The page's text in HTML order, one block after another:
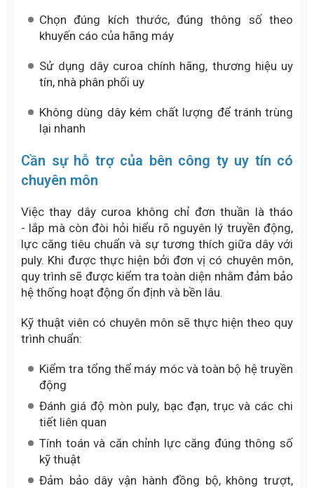
Chọn đúng kích thước, đúng thông số theo
khuyến cáo của hãng máy
Sử dụng dây curoa chính hãng, thương hiệu uy
tín, nhà phân phối uy
Không dùng dây kém chất lượng để tránh trùng
lại nhanh
Cần sự hỗ trợ của bên công ty uy tín có
chuyên môn
Việc thay dây curoa không chỉ đơn thuần là tháo
- lắp mà còn đòi hỏi hiểu rõ nguyên lý truyền động,
lực căng tiêu chuẩn và sự tương thích giữa dây với
puly. Khi được thực hiện bởi đơn vị có chuyên môn,
quy trình sẽ được kiểm tra toàn diện nhằm đảm bảo
hệ thống hoạt động ổn định và bền lâu.
Kỹ thuật viên có chuyên môn sẽ thực hiện theo quy
trình chuẩn:
Kiểm tra tổng thể máy móc và toàn bộ hệ truyền
động
Đánh giá độ mòn puly, bạc đạn, trục và các chi
tiết liên quan
Tính toán và căn chỉnh lực căng đúng thông số
kỹ thuật
Đảm bảo dây vận hành đồng bộ, không trượt,